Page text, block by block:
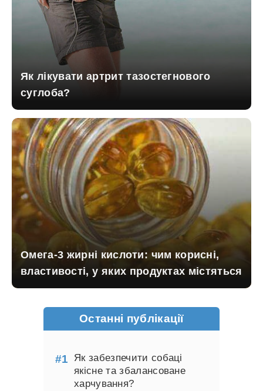
Як лікувати артрит тазостегнового
суглоба?
Омега-3 жирні кислоти: чим корисні,
властивості, у яких продуктах містяться
Останні публікації
Як забезпечити собаці
якісне та збалансоване
харчування?